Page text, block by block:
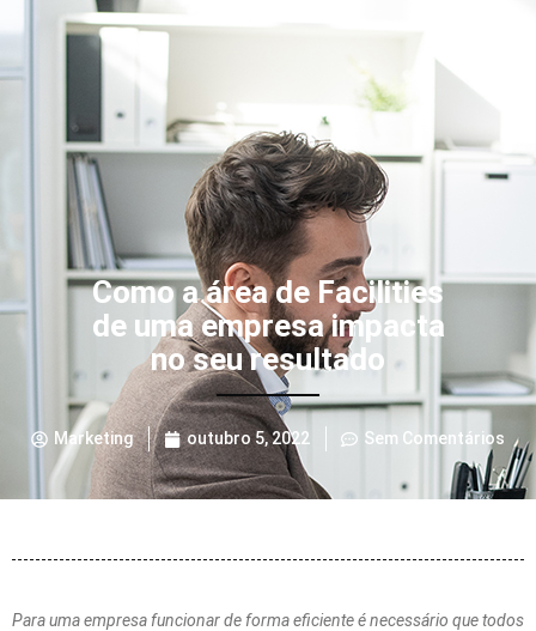
Como a área de Facilities
de uma empresa impacta
no seu resultado
Marketing outubro 5, 2022 Sem Comentários
Para uma empresa funcionar de forma eficiente é necessário que todos